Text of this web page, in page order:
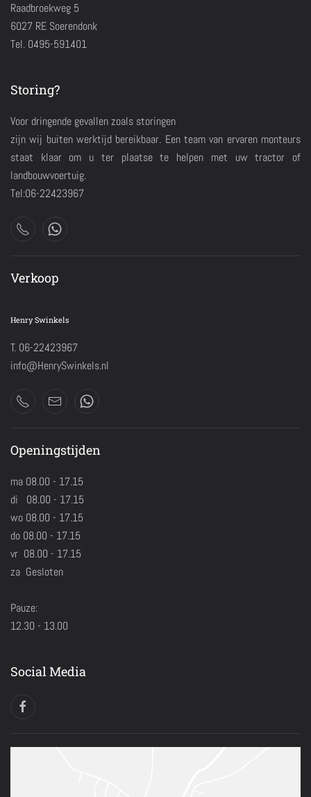
Raadbroekweg 5
6027 RE Soerendonk
Tel. 0495-591401
Storing?
Voor dringende gevallen zoals storingen
zijn wij buiten werktijd bereikbaar. Een team van ervaren monteurs
staat klaar om u ter plaatse te helpen met uw tractor of
landbouwvoertuig.
Tel:06-22423967
Verkoop
Henry Swinkels
T. 06-22423967
info@HenrySwinkels.nl
Openingstijden
ma 08.00 - 17.15
di 08.00 - 17.15
wo 08.00 - 17.15
do 08.00 - 17.15
vr 08.00 - 17.15
za Gesloten
Pauze:
12.30 - 13.00
Social Media